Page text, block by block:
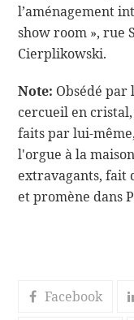
l’aménagement
show room », rue
Cierplikowski.
Note: Obsédé
cercueil en
faits par lui-
l'orgue à la
extravagants, fait
et promène dans
Facebook